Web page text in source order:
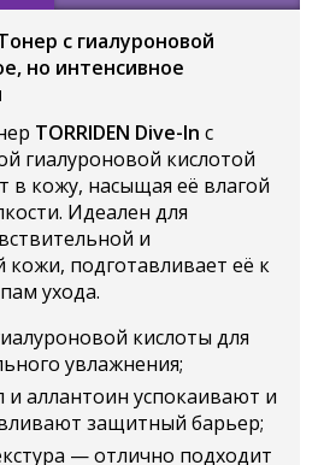
с гиалуроновой
но интенсивное
TORRIDEN Dive-In с
гиалуроновой кислотой
в кожу, насыщая её влагой
Идеален для
и
подготавливает её к
ухода.
кислоты для
увлажнения;
и аллантоин успокаивают и
защитный барьер;
— отлично подходит